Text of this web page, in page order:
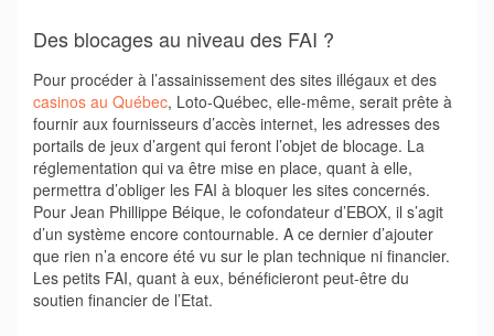
Des blocages au niveau des FAI ?
Pour procéder à l’assainissement des sites illégaux et des
casinos au Québec, Loto-Québec, elle-même, serait prête à
fournir aux fournisseurs d’accès internet, les adresses des
portails de jeux d’argent qui feront l’objet de blocage. La
réglementation qui va être mise en place, quant à elle,
permettra d’obliger les FAI à bloquer les sites concernés.
Pour Jean Phillippe Béique, le cofondateur d’EBOX, il s’agit
d’un système encore contournable. A ce dernier d’ajouter
que rien n’a encore été vu sur le plan technique ni financier.
Les petits FAI, quant à eux, bénéficieront peut-être du
soutien financier de l’Etat.